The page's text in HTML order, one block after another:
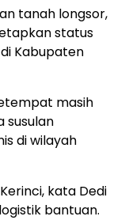
tanah longsor,
status
Kabupaten
masih
susulan
di wilayah
kata Dedi
bantuan.